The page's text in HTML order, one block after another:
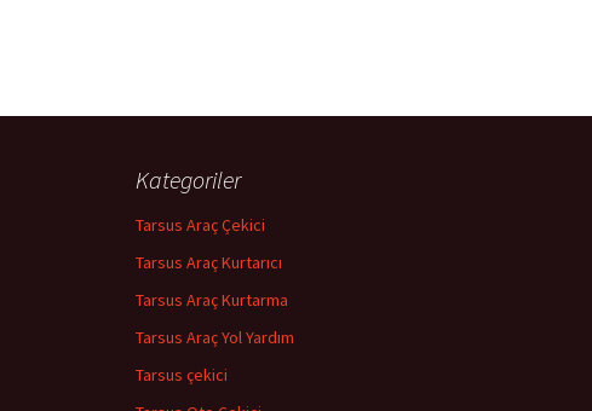
Kategoriler
Tarsus Araç Çekici
Tarsus Araç Kurtarıcı
Tarsus Araç Kurtarma
Tarsus Araç Yol Yardım
Tarsus çekici